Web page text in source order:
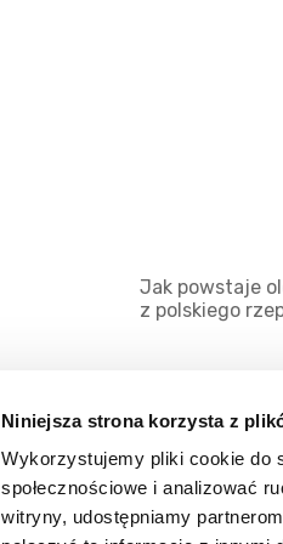
Niniejsza strona korzysta z
Wykorzystujemy pliki cookie do
społecznościowe i analizować
witryny, udostępniamy
Jak powstaje
z polskiego